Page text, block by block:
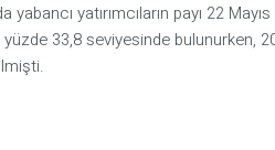
yatırımcıların payı 22
33,8 seviyesinde bulunurken,